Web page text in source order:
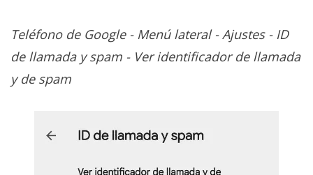
Teléfono de Google - Menú lateral - Ajustes - ID
de llamada y spam - Ver identificador de llamada
y de spam